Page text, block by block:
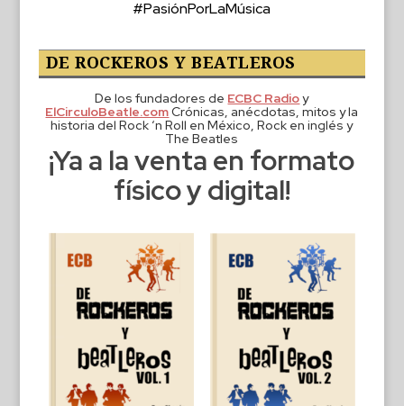
#PasiónPorLaMúsica
DE ROCKEROS Y BEATLEROS
De los fundadores de ECBC Radioy
ElCirculoBeatle.comCrónicas, anécdotas, mitos y la
historia del Rock ‘n Roll en México, Rock en inglés y
The Beatles
¡Ya a la venta en formato
físico y digital!